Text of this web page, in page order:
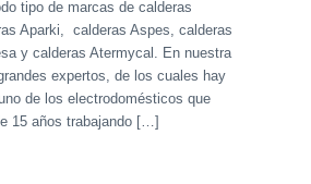
tipo de marcas de calderas
Aparki, calderas Aspes, calderas
y calderas Atermycal. En nuestra
expertos, de los cuales hay
de los electrodomésticos que
15 años trabajando […]